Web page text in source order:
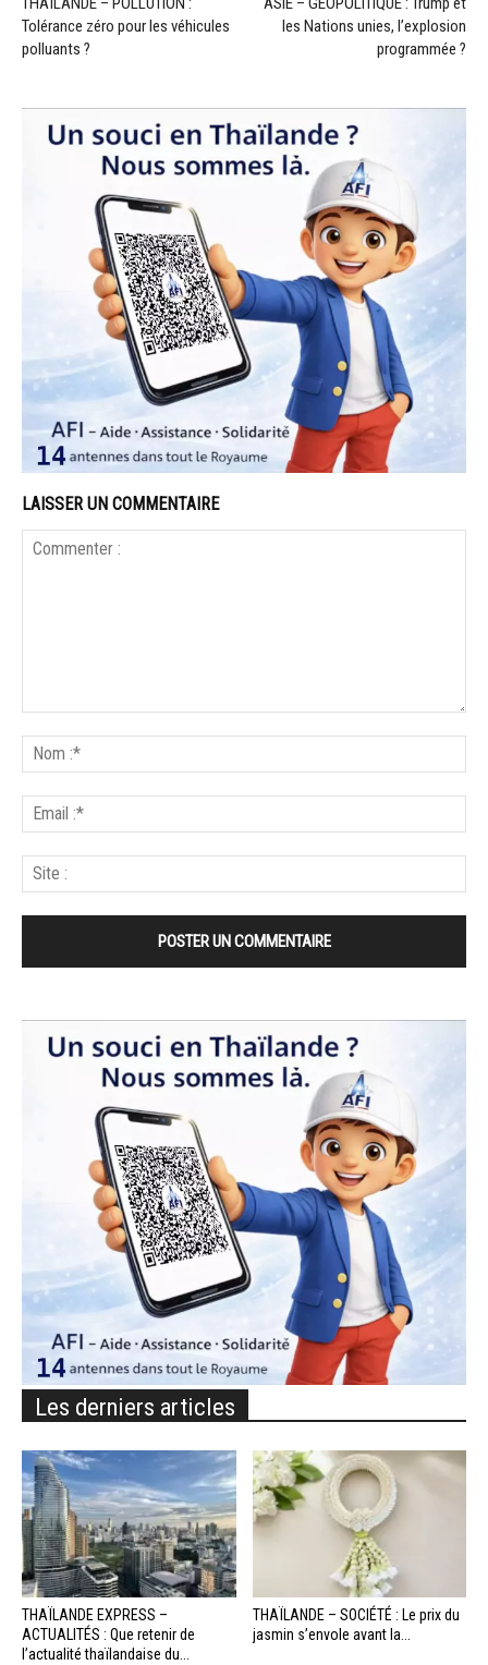
Tolérance zéro pour les véhicules
polluants ?
les Nations unies, l’explosion
programmée ?
LAISSER UN COMMENTAIRE
Les derniers articles
THAÏLANDE EXPRESS –
ACTUALITÉS : Que retenir de
l’actualité thaïlandaise du...
THAÏLANDE – SOCIÉTÉ : Le prix du
jasmin s’envole avant la...